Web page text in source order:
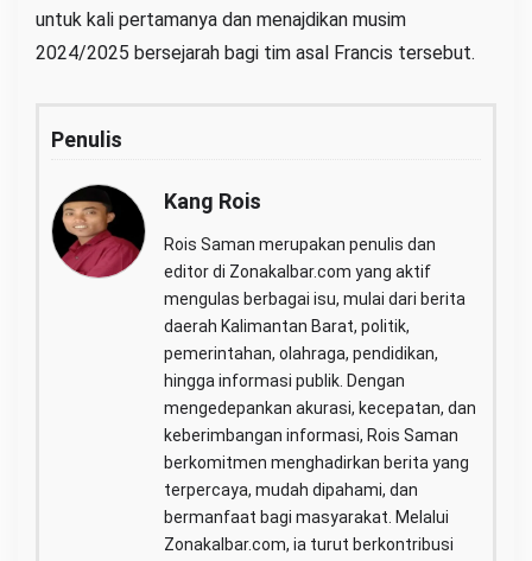
untuk kali pertamanya dan menajdikan musim
2024/2025 bersejarah bagi tim asal Francis tersebut.
Penulis
Kang Rois
Rois Saman merupakan penulis dan
editor di Zonakalbar.com yang aktif
mengulas berbagai isu, mulai dari berita
daerah Kalimantan Barat, politik,
pemerintahan, olahraga, pendidikan,
hingga informasi publik. Dengan
mengedepankan akurasi, kecepatan, dan
keberimbangan informasi, Rois Saman
berkomitmen menghadirkan berita yang
terpercaya, mudah dipahami, dan
bermanfaat bagi masyarakat. Melalui
Zonakalbar.com, ia turut berkontribusi